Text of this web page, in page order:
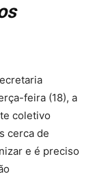
feira (18), a
coletivo
cerca de
e é preciso